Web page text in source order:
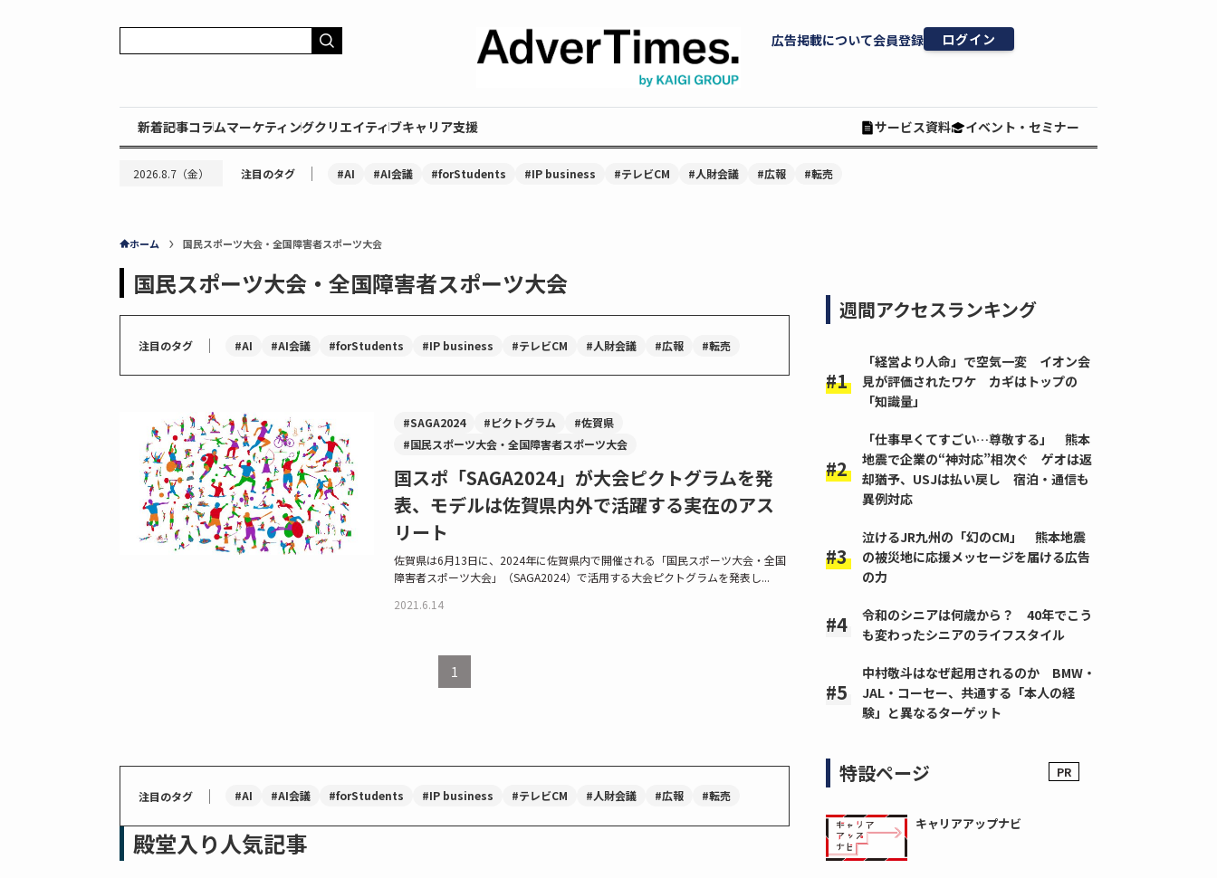
広告掲載について会員登録 ログイン
新着記事コラムマーケティングクリエイティブキャリア支援 サービス資料 イベント・セミナー
2026.8.7（金） 注目のタグ ｜ #AI #AI会議 #forStudents #IP business #テレビCM #人財会議 #広報 #転売
ホーム 国民スポーツ大会・全国障害者スポーツ大会
国民スポーツ大会・全国障害者スポーツ大会
注目のタグ ｜ #AI #AI会議 #forStudents #IP business #テレビCM #人財会議 #広報 #転売
#SAGA2024 #ピクトグラム
#佐賀県
#国民スポーツ大会・全国障害者スポーツ大会
国スポ「SAGA2024」が大会ピクトグラムを発
表、モデルは佐賀県内外で活躍する実在のアス
リート
佐賀県は6月13日に、2024年に佐賀県内で開催される「国民スポーツ大会・全国
障害者スポーツ大会」（SAGA2024）で活用する大会ピクトグラムを発表し...
2021.6.14
1
注目のタグ ｜ #AI #AI会議 #forStudents #IP business #テレビCM #人財会議 #広報 #転売
殿堂入り人気記事
週間アクセスランキング
「経営より人命」で空気一変 イオン会
見が評価されたワケ カギはトップの
「知識量」
「仕事早くてすごい…尊敬する」 熊本
地震で企業の“神対応”相次ぐ ゲオは返
却猶予、USJは払い戻し 宿泊・通信も
異例対応
泣けるJR九州の「幻のCM」 熊本地震
の被災地に応援メッセージを届ける広告
の力
令和のシニアは何歳から？ 40年でこう
も変わったシニアのライフスタイル
中村敬斗はなぜ起用されるのか BMW・
JAL・コーセー、共通する「本人の経
験」と異なるターゲット
特設ページ
キャリアアップナビ